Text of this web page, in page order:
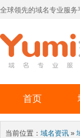
全球领先的域名专业服务
首页
当前位置： 域名资讯 »